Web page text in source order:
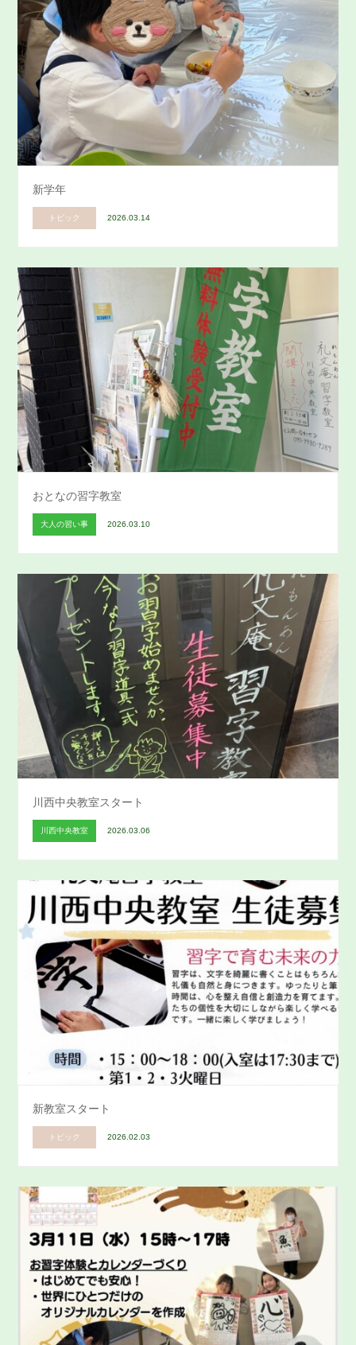
新学年
トピック 2026.03.14
おとなの習字教室
大人の習い事 2026.03.10
川西中央教室スタート
川西中央教室 2026.03.06
新教室スタート
トピック 2026.02.03